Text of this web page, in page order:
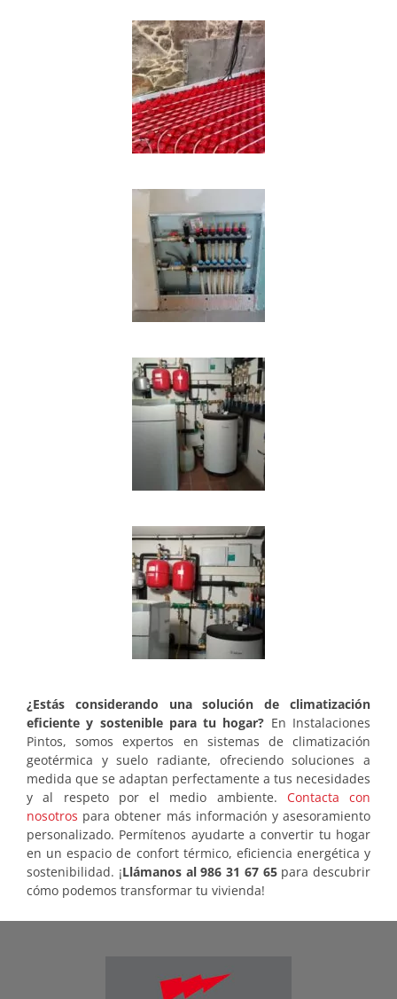
¿Estás considerando una solución de climatización
eficiente y sostenible para tu hogar? En Instalaciones
Pintos, somos expertos en sistemas de climatización
geotérmica y suelo radiante, ofreciendo soluciones a
medida que se adaptan perfectamente a tus necesidades
y al respeto por el medio ambiente. Contacta con
nosotros para obtener más información y asesoramiento
personalizado. Permítenos ayudarte a convertir tu hogar
en un espacio de confort térmico, eficiencia energética y
sostenibilidad. ¡Llámanos al 986 31 67 65para descubrir
cómo podemos transformar tu vivienda!